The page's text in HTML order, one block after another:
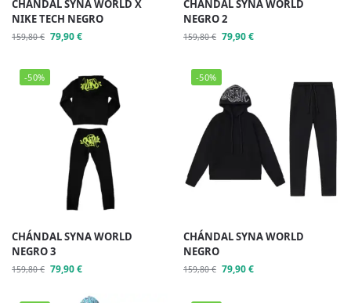
CHÁNDAL SYNA WORLD X
NIKE TECH NEGRO
159,80€ 79,90€
CHÁNDAL SYNA WORLD
NEGRO 2
159,80€ 79,90€
-50%
CHÁNDAL SYNA WORLD
NEGRO 3
159,80€ 79,90€
-50%
CHÁNDAL SYNA WORLD
NEGRO
159,80€ 79,90€